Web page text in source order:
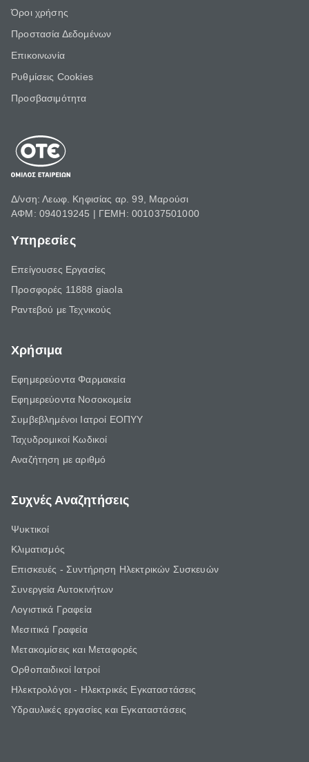
Όροι χρήσης
Προστασία Δεδομένων
Επικοινωνία
Ρυθμίσεις Cookies
Προσβασιμότητα
Δ/νση: Λεωφ. Κηφισίας αρ. 99, Μαρούσι
ΑΦΜ: 094019245 | ΓΕΜΗ: 001037501000
Υπηρεσίες
Επείγουσες Εργασίες
Προσφορές 11888 giaola
Ραντεβού με Τεχνικούς
Χρήσιμα
Εφημερεύοντα Φαρμακεία
Εφημερεύοντα Νοσοκομεία
Συμβεβλημένοι Ιατροί ΕΟΠΥΥ
Ταχυδρομικοί Κωδικοί
Αναζήτηση με αριθμό
Συχνές Αναζητήσεις
Ψυκτικοί
Κλιματισμός
Επισκευές - Συντήρηση Ηλεκτρικών Συσκευών
Συνεργεία Αυτοκινήτων
Λογιστικά Γραφεία
Μεσιτικά Γραφεία
Μετακομίσεις και Μεταφορές
Ορθοπαιδικοί Ιατροί
Ηλεκτρολόγοι - Ηλεκτρικές Εγκαταστάσεις
Υδραυλικές εργασίες και Εγκαταστάσεις